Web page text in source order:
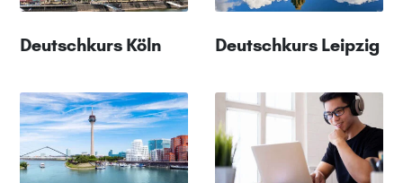
Deutschkurs Köln Deutschkurs Leipzig